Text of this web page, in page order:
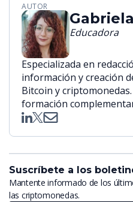
AUTOR
Educadora
Especializada en
información y creación
Bitcoin y
formación
Suscríbete a los
Mantente informado de los
las criptomonedas.